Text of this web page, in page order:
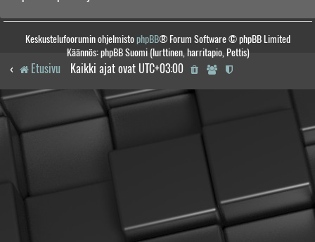
Keskustelufoorumin ohjelmistophpBB® Forum Software © phpBB Limited
Käännös: phpBB Suomi (lurttinen, harritapio, Pettis)
Etusivu Kaikki ajat ovat UTC+03:00